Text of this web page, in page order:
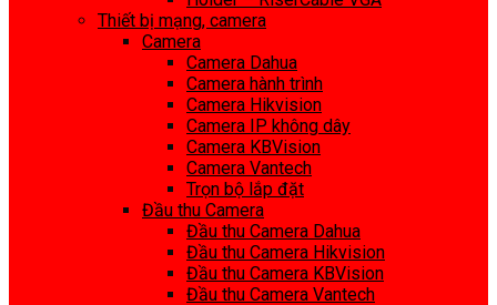
Thiết bị mạng, camera
Camera
Camera Dahua
Camera hành trình
Camera Hikvision
Camera IP không dây
Camera KBVision
Camera Vantech
Trọn bộ lắp đặt
Đầu thu Camera
Đầu thu Camera Dahua
Đầu thu Camera Hikvision
Đầu thu Camera KBVision
Đầu thu Camera Vantech